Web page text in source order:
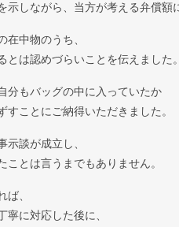
しながら、当方が考える弁償額
在中物のうち、
は認めづらいことを伝えました。
分もバッグの中に入っていたか
ことにご納得いただきました。
談が成立し、
とは言うまでもありません。
ば、
に対応した後に、